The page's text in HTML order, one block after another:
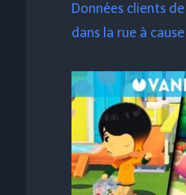
Données clients
dans la rue à